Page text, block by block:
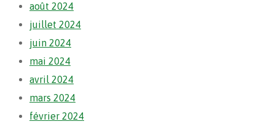
août 2024
juillet 2024
juin 2024
mai 2024
avril 2024
mars 2024
février 2024